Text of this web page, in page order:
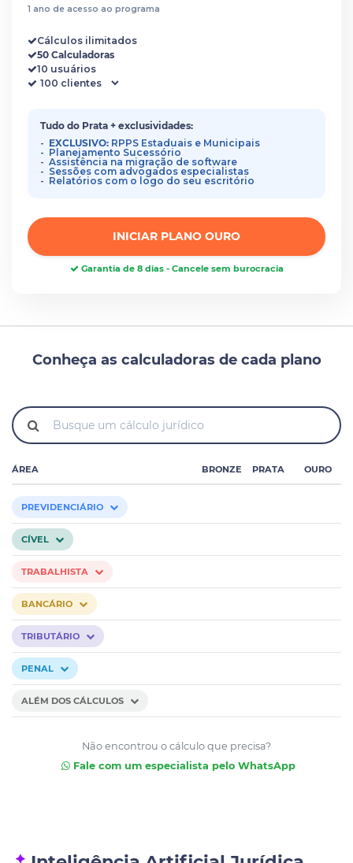
1 ano de acesso ao programa
Cálculos ilimitados
50 Calculadoras
10 usuários
Tudo do Prata + exclusividades:
EXCLUSIVO: RPPS Estaduais e Municipais
Planejamento Sucessório
Assistência na migração de software
Sessões com advogados especialistas
Relatórios com o logo do seu escritório
INICIAR PLANO OURO
Garantia de 8 dias - Cancele sem burocracia
Conheça as calculadoras de cada plano
ÁREA BRONZE PRATA OURO
PREVIDENCIÁRIO
CÍVEL
TRABALHISTA
BANCÁRIO
TRIBUTÁRIO
PENAL
ALÉM DOS CÁLCULOS
Não encontrou o cálculo que precisa?
Fale com um especialista pelo WhatsApp